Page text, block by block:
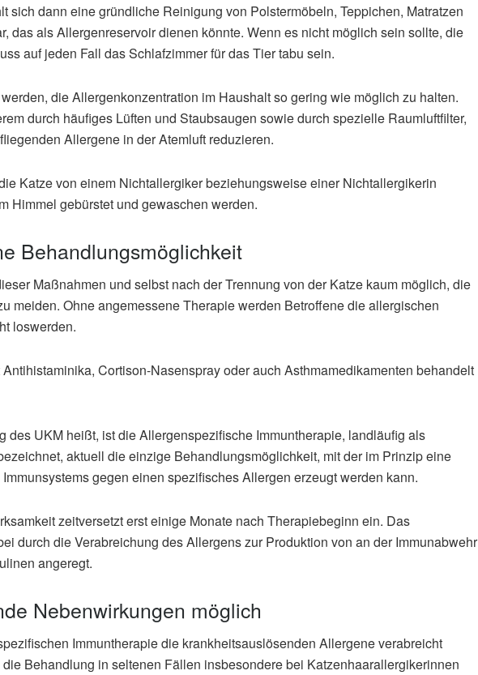
sich dann eine gründliche Reinigung von Polstermöbeln, Teppichen, Matratzen
das als Allergenreservoir dienen könnte. Wenn es nicht möglich sein sollte, die
auf jeden Fall das Schlafzimmer für das Tier tabu sein.
die Allergenkonzentration im Haushalt so gering wie möglich zu halten.
durch häufiges Lüften und Staubsaugen sowie durch spezielle Raumluftfilter,
Allergene in der Atemluft reduzieren.
Katze von einem Nichtallergiker beziehungsweise einer Nichtallergikerin
Himmel gebürstet und gewaschen werden.
Behandlungsmöglichkeit
Maßnahmen und selbst nach der Trennung von der Katze kaum möglich, die
meiden. Ohne angemessene Therapie werden Betroffene die allergischen
loswerden.
Cortison-Nasenspray oder auch Asthmamedikamenten behandelt
des UKM heißt, ist die Allergenspezifische Immuntherapie, landläufig als
aktuell die einzige Behandlungsmöglichkeit, mit der im Prinzip eine
gegen einen spezifisches Allergen erzeugt werden kann.
zeitversetzt erst einige Monate nach Therapiebeginn ein. Das
durch die Verabreichung des Allergens zur Produktion von an der Immunabwehr
angeregt.
Nebenwirkungen möglich
Immuntherapie die krankheitsauslösenden Allergene verabreicht
Behandlung in seltenen Fällen insbesondere bei Katzenhaarallergikerinnen